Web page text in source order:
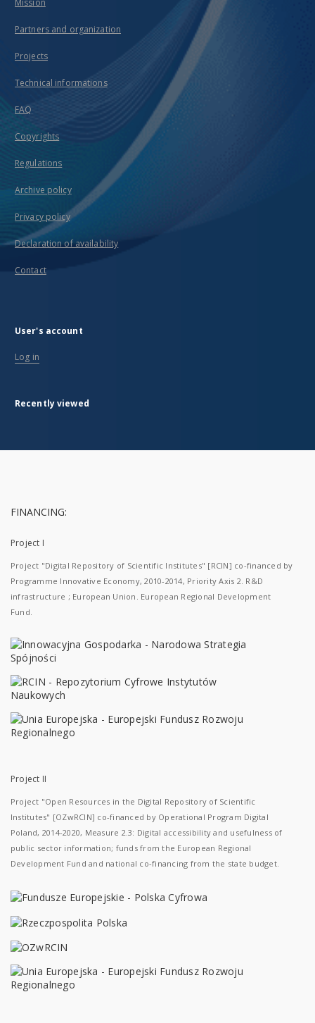
Mission
Partners and organization
Projects
Technical informations
FAQ
Copyrights
Regulations
Archive policy
Privacy policy
Declaration of availability
Contact
User's account
Log in
Recently viewed
FINANCING:
Project I
Project "Digital Repository of Scientific Institutes" [RCIN] co-financed by
Programme Innovative Economy, 2010-2014, Priority Axis 2. R&D
infrastructure ; European Union. European Regional Development
Fund.
Project II
Project "Open Resources in the Digital Repository of Scientific
Institutes" [OZwRCIN] co-financed by Operational Program Digital
Poland, 2014-2020, Measure 2.3: Digital accessibility and usefulness of
public sector information; funds from the European Regional
Development Fund and national co-financing from the state budget.